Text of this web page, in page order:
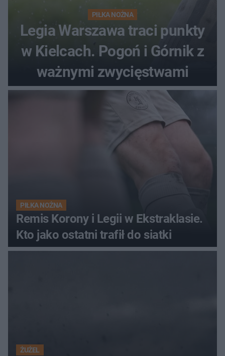
PIŁKA NOŻNA
Legia Warszawa traci punkty
w Kielcach. Pogoń i Górnik z
ważnymi zwycięstwami
PIŁKA NOŻNA
Remis Korony i Legii w Ekstraklasie.
Kto jako ostatni trafił do siatki
ŻUŻEL